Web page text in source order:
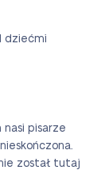
dziećmi
pisarze
został tutaj